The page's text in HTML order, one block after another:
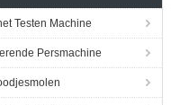
Testen Machine
Persmachine